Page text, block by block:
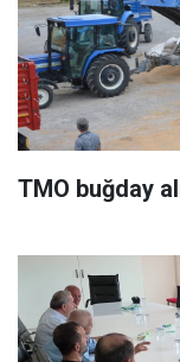
TMO buğday